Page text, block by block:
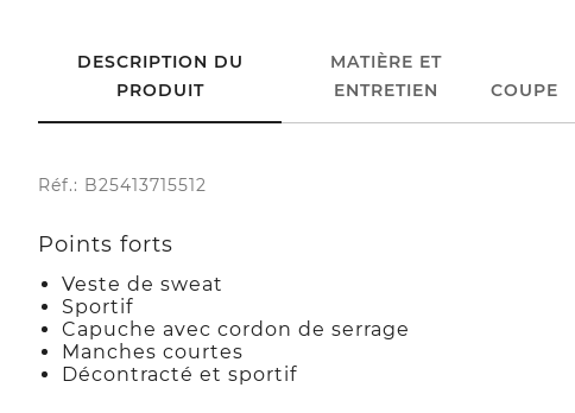
DESCRIPTION DU
PRODUIT
MATIÈRE ET
ENTRETIEN
COUPE
Réf.: B25413715512
Points forts
Veste de sweat
Sportif
Capuche avec cordon de serrage
Manches courtes
Décontracté et sportif